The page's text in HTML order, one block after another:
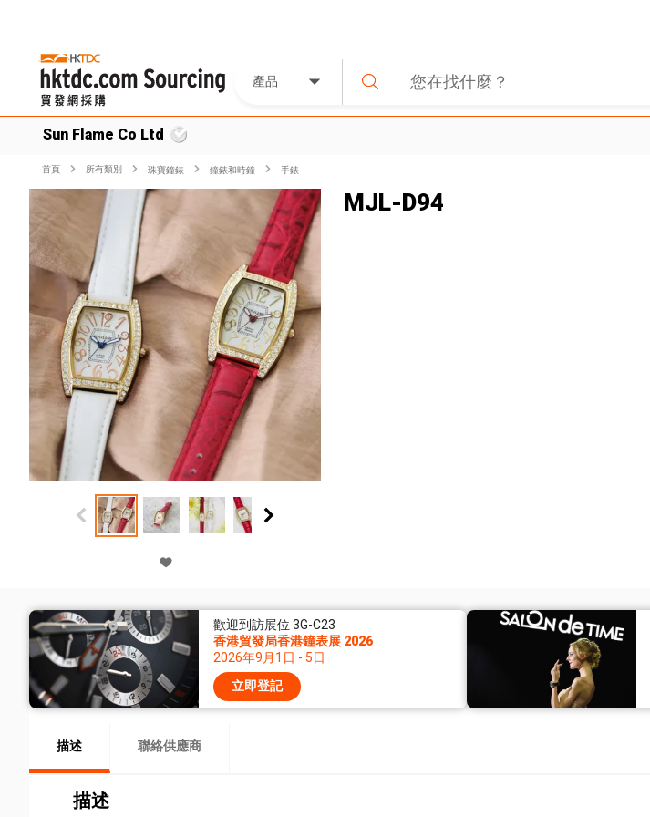
產品
Sun Flame Co Ltd
首頁 所有類別 珠寶鐘錶 鐘錶和時鐘 手錶
MJL-D94
歡迎到訪展位 3G-C23
香港貿發局香港鐘表展 2026
2026年9月1日 - 5日
立即登記
描述 聯絡供應商
描述